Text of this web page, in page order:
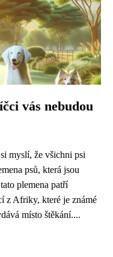
vás nebudou
myslí, že všichni psi
psů, která jsou
plemena patří
z Afriky, které je známé
místo štěkání....